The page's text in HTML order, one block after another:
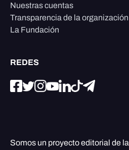
Nuestras cuentas
Transparencia de la organización
La Fundación
REDES
Somos un proyecto editorial de la